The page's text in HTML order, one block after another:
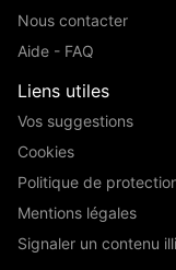
Nous contacter
Aide - FAQ
Liens utiles
Vos suggestions
Cookies
Politique de
Mentions légales
Signaler un contenu